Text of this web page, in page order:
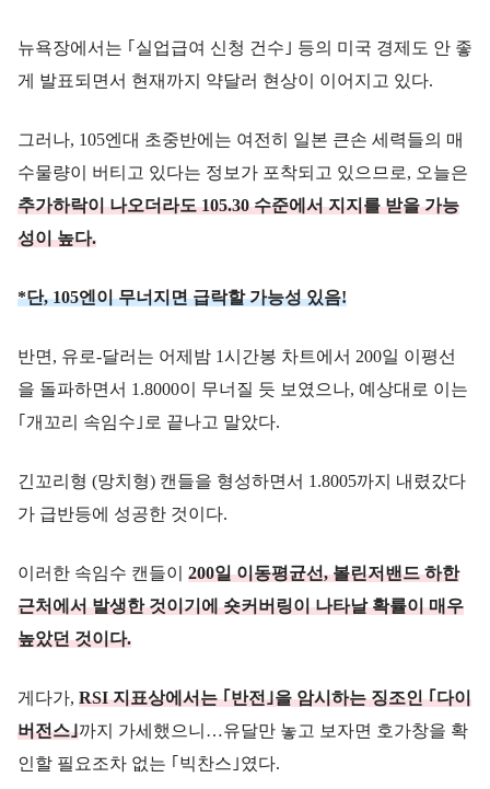
뉴욕장에서는 ｢실업급여 신청 건수｣ 등의 미국 경제도 안 좋
게 발표되면서 현재까지 약달러 현상이 이어지고 있다.
그러나, 105엔대 초중반에는 여전히 일본 큰손 세력들의 매
수물량이 버티고 있다는 정보가 포착되고 있으므로, 오늘은
추가하락이 나오더라도 105.30 수준에서 지지를 받을 가능
성이 높다.
*단, 105엔이 무너지면 급락할 가능성 있음!
반면, 유로-달러는 어제밤 1시간봉 차트에서 200일 이평선
을 돌파하면서 1.8000이 무너질 듯 보였으나, 예상대로 이는
｢개꼬리 속임수｣로 끝나고 말았다.
긴꼬리형 (망치형) 캔들을 형성하면서 1.8005까지 내렸갔다
가 급반등에 성공한 것이다.
이러한 속임수 캔들이 200일 이동평균선, 볼린저밴드 하한
근처에서 발생한 것이기에 숏커버링이 나타날 확률이 매우
높았던 것이다.
게다가, RSI 지표상에서는 ｢반전｣을 암시하는 징조인 ｢다이
버전스｣까지 가세했으니…유달만 놓고 보자면 호가창을 확
인할 필요조차 없는 ｢빅찬스｣였다.